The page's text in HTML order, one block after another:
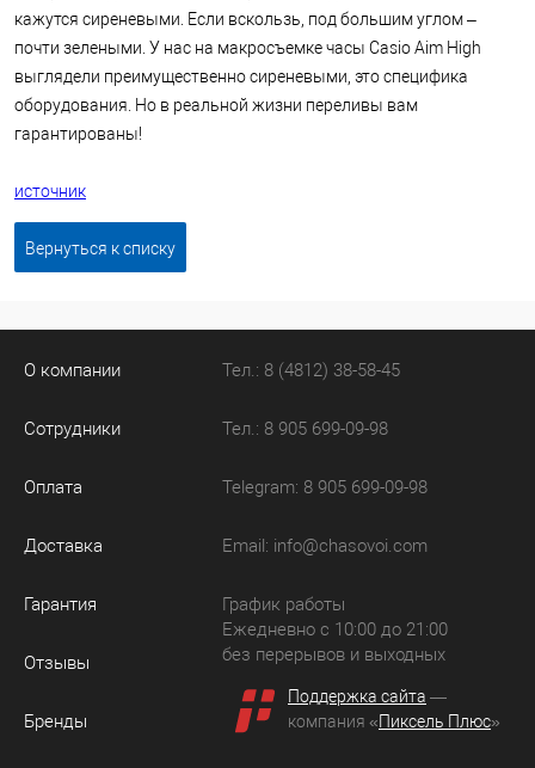
кажутся сиреневыми. Если вскользь, под большим углом –
почти зелеными. У нас на макросъемке часы Casio Aim High
выглядели преимущественно сиреневыми, это специфика
оборудования. Но в реальной жизни переливы вам
гарантированы!
источник
Вернуться к списку
О компании
Сотрудники
Оплата
Доставка
Гарантия
Отзывы
Бренды
Тел.: 8 (4812) 38-58-45
Тел.: 8 905 699-09-98
Telegram: 8 905 699-09-98
Email: info@chasovoi.com
График работы
Ежедневно с 10:00 до 21:00
без перерывов и выходных
Поддержка сайта —
компания «Пиксель Плюс»